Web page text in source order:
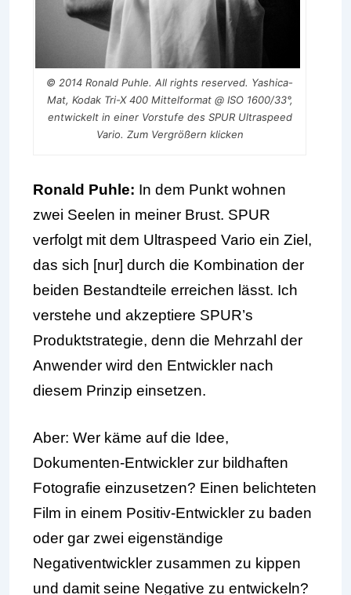
© 2014 Ronald Puhle. All rights reserved. Yashica-
Mat, Kodak Tri-X 400 Mittelformat @ ISO 1600/33°,
entwickelt in einer Vorstufe des SPUR Ultraspeed
Vario. Zum Vergrößern klicken
Ronald Puhle: In dem Punkt wohnen
zwei Seelen in meiner Brust. SPUR
verfolgt mit dem Ultraspeed Vario ein Ziel,
das sich [nur] durch die Kombination der
beiden Bestandteile erreichen lässt. Ich
verstehe und akzeptiere SPUR’s
Produktstrategie, denn die Mehrzahl der
Anwender wird den Entwickler nach
diesem Prinzip einsetzen.
Aber: Wer käme auf die Idee,
Dokumenten-Entwickler zur bildhaften
Fotografie einzusetzen? Einen belichteten
Film in einem Positiv-Entwickler zu baden
oder gar zwei eigenständige
Negativentwickler zusammen zu kippen
und damit seine Negative zu entwickeln?